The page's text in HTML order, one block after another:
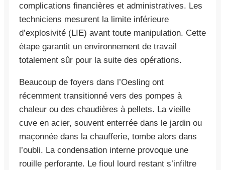
complications financières et administratives. Les
techniciens mesurent la limite inférieure
d’explosivité (LIE) avant toute manipulation. Cette
étape garantit un environnement de travail
totalement sûr pour la suite des opérations.
Beaucoup de foyers dans l’Oesling ont
récemment transitionné vers des pompes à
chaleur ou des chaudières à pellets. La vieille
cuve en acier, souvent enterrée dans le jardin ou
maçonnée dans la chaufferie, tombe alors dans
l’oubli. La condensation interne provoque une
rouille perforante. Le fioul lourd restant s’infiltre